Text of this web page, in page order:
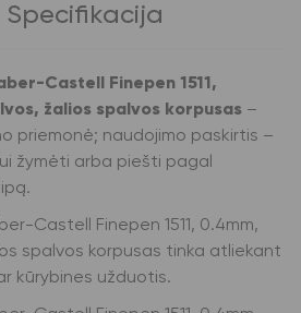
Specifikacija
Castell Finepen 1511,
žalios spalvos korpusas –
priemonė; naudojimo paskirtis –
žymėti arba piešti pagal
Castell Finepen 1511, 0.4mm,
spalvos korpusas tinka atliekant
kūrybines užduotis.